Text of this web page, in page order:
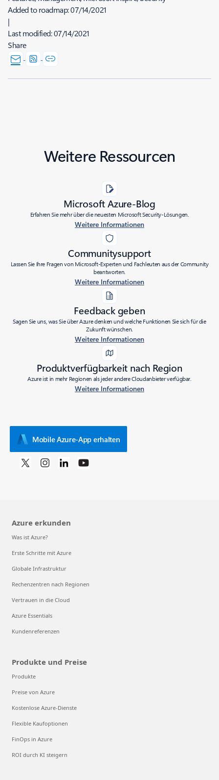
Added to roadmap:07/14/2021
|
Last modified:07/14/2021
Share
Weitere Ressourcen
Microsoft Azure-Blog
Erfahren Sie mehr über die neuesten Microsoft Security-Lösungen.
Weitere Informationen
Communitysupport
Lassen Sie Ihre Fragen von Microsoft-Experten und Fachleuten aus der Community
beantworten.
Weitere Informationen
Feedback geben
Sagen Sie uns, was Sie über Azure denken und welche Funktionen Sie sich für die
Zukunft wünschen.
Weitere Informationen
Produktverfügbarkeit nach Region
Azure ist in mehr Regionen als jeder andere Cloudanbieter verfügbar.
Weitere Informationen
Mobile Azure-App erhalten
Azure erkunden
Was ist Azure?
Erste Schritte mit Azure
Globale Infrastruktur
Rechenzentren nach Regionen
Vertrauen in die Cloud
Azure Essentials
Kundenreferenzen
Produkte und Preise
Produkte
Preise von Azure
Kostenlose Azure-Dienste
Flexible Kaufoptionen
FinOps in Azure
ROI durch KI steigern